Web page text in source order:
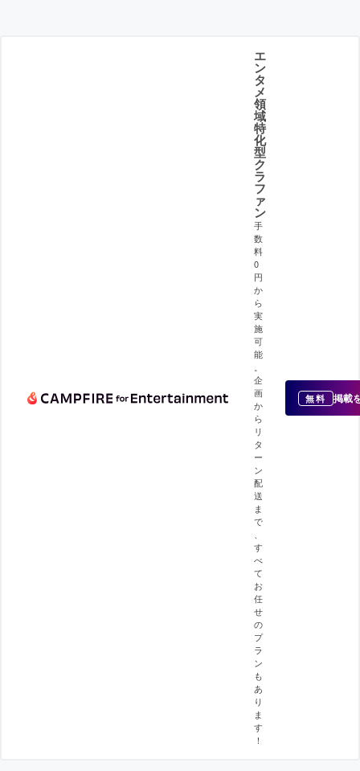
エ
ン
タ
メ
領
域
特
化
型
ク
ラ
フ
ァ
ン
手
数
料
0
円
か
ら
実
施
可
能
企
画
か
ら
リ
タ
ー
ン
配
送
ま
で
す
べ
て
お
任
せ
の
プ
ラ
ン
も
あ
り
ま
す
！
無料 掲載